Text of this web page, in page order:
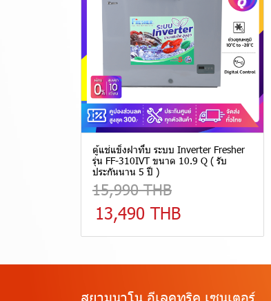
ตู้แช่แข็งฝาทึบ ระบบ Inverter Fresher
รุ่น FF-310IVT ขนาด 10.9 Q ( รับ
ประกันนาน 5 ปี )
15,990 THB
13,490 THB
สยามนาโน อีเลคทริค เซนเตอร์